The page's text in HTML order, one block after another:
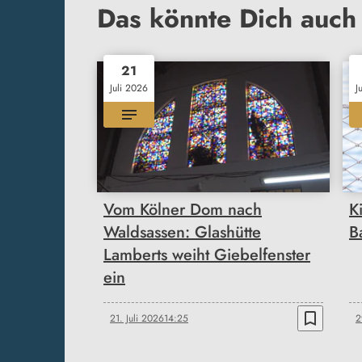
Das könnte Dich
21
Juli 2026
Vom Kölner Dom nach
Waldsassen: Glashütte
Lamberts weiht Giebelfenster
ein
21. Juli 202614:25 bookmark_border